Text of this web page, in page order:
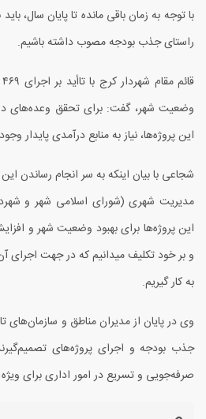
با توجه به زمان باقی مانده تا پایان سال،
راستای جذب بودجه مصوب داشته باشیم.
قائم مقام شهردار کرج با تاأید بر اجرای ۴۶۹
وضعیت شهر، گفت: برای تحقق وعده‌های
این پروژه‌ها، نیاز به منابع درآمدی پایدار
شجاعی با بیان اینکه به سر انجام رساندن این
مدیریت شهری (شورای اسلامی شهر و
این پروژه‌ها برای بهبود وضعیت شهر و
و بر خود تکلیف میدانیم که در جهت اجرای
به کار گیریم.
وی در پایان از مدیران مناطق و سازمان‌های
جذب بودجه و اجرای پروژه‌های
صرفه‌جویی و تسریع در امور اداری برای